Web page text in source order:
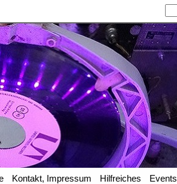
Kontakt, Impressum Hilfreiches Events